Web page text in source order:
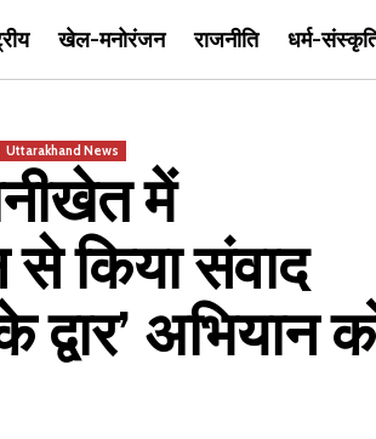
खेल-मनोरंजन राजनीति धर्म-
Uttarakhand News
में
किया संवाद
अभियान